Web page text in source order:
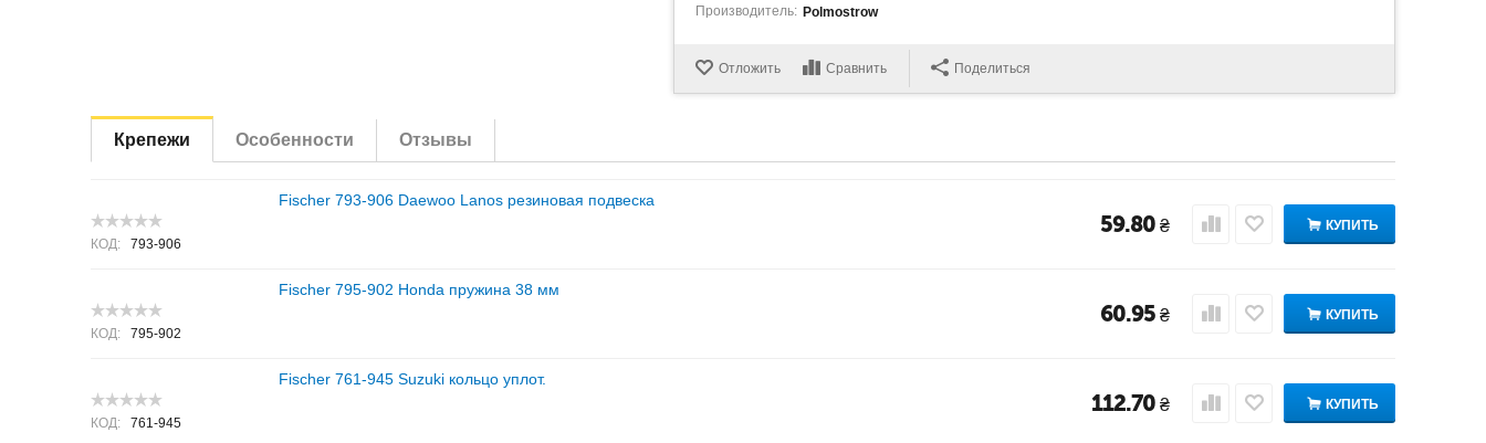
Производитель: Polmostrow
Отложить Сравнить Поделиться
Крепежи Особенности Отзывы
Fischer 793-906 Daewoo Lanos резиновая подвеска
КОД: 793-906
59.80 ₴ КУПИТЬ
Fischer 795-902 Honda пружина 38 мм
КОД: 795-902
60.95 ₴ КУПИТЬ
Fischer 761-945 Suzuki кольцо уплот.
КОД: 761-945
112.70 ₴ КУПИТЬ